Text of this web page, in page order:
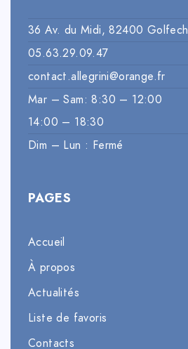
36 Av. du Midi, 82400 Golfech
05.63.29.09.47
contact.allegrini@orange.fr
Mar – Sam: 8:30 – 12:00
14:00 – 18:30
Dim – Lun : Fermé
PAGES
Accueil
À propos
Actualités
Liste de favoris
Contacts